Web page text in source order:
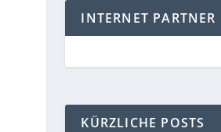
INTERNET PARTNER
KÜRZLICHE POSTS